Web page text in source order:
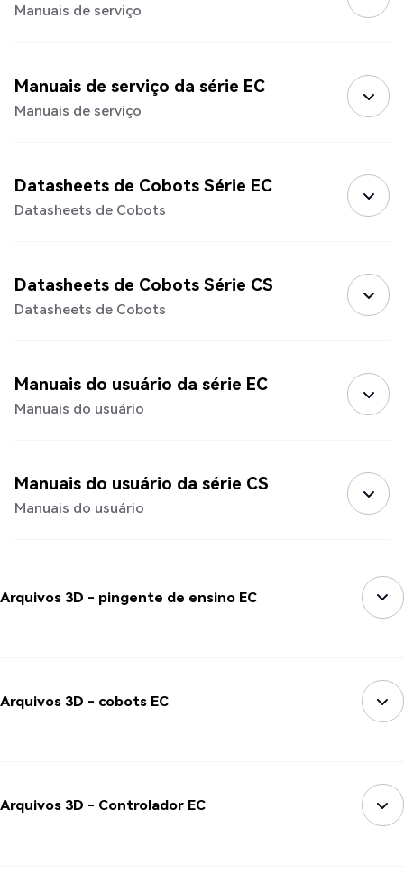
Manuais de serviço
Manuais de serviço da série EC
Manuais de serviço
Datasheets de Cobots Série EC
Datasheets de Cobots
Datasheets de Cobots Série CS
Datasheets de Cobots
Manuais do usuário da série EC
Manuais do usuário
Manuais do usuário da série CS
Manuais do usuário
Arquivos 3D - pingente de ensino EC
Arquivos 3D - cobots EC
Arquivos 3D - Controlador EC